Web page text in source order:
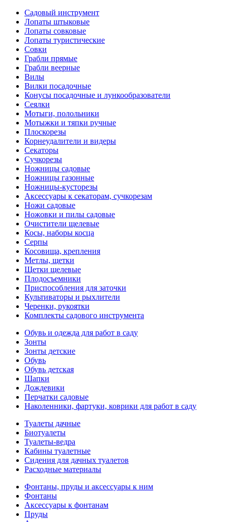
Садовый инструмент
Лопаты штыковые
Лопаты совковые
Лопаты туристические
Совки
Грабли прямые
Грабли веерные
Вилы
Вилки посадочные
Конусы посадочные и лункообразователи
Сеялки
Мотыги, полольники
Мотыжки и тяпки ручные
Плоскорезы
Корнеудалители и видеры
Секаторы
Сучкорезы
Ножницы садовые
Ножницы газонные
Ножницы-кусторезы
Аксессуары к секаторам, сучкорезам
Ножи садовые
Ножовки и пилы садовые
Очистители щелевые
Косы, наборы косца
Серпы
Косовища, крепления
Метлы, щетки
Щетки щелевые
Плодосъемники
Приспособления для заточки
Культиваторы и рыхлители
Черенки, рукоятки
Комплекты садового инструмента
Обувь и одежда для работ в саду
Зонты
Зонты детские
Обувь
Обувь детская
Шапки
Дождевики
Перчатки садовые
Наколенники, фартуки, коврики для работ в саду
Туалеты дачные
Биотуалеты
Туалеты-ведра
Кабины туалетные
Сидения для дачных туалетов
Расходные материалы
Фонтаны, пруды и аксессуары к ним
Фонтаны
Аксессуары к фонтанам
Пруды